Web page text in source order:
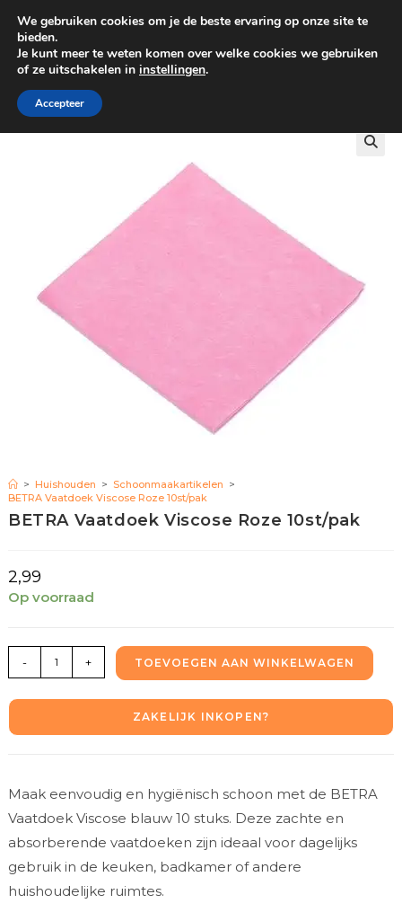
GRATIS BEZORGING VANAF €100
> Huishouden > Schoonmaakartikelen >
BETRA Vaatdoek Viscose Roze 10st/pak
BETRA Vaatdoek Viscose Roze 10st/pak
2,99
Op voorraad
- + TOEVOEGEN AAN WINKELWAGEN
ZAKELIJK INKOPEN?
Maak eenvoudig en hygiënisch schoon met de BETRA
Vaatdoek Viscose blauw 10 stuks. Deze zachte en
absorberende vaatdoeken zijn ideaal voor dagelijks
gebruik in de keuken, badkamer of andere
huishoudelijke ruimtes.
We gebruiken cookies om je de beste ervaring op onze site te
bieden.
Je kunt meer te weten komen over welke cookies we gebruiken
of ze uitschakelen in instellingen.
Accepteer